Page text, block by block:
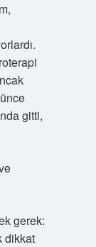
gitti,
gerek:
dikkat